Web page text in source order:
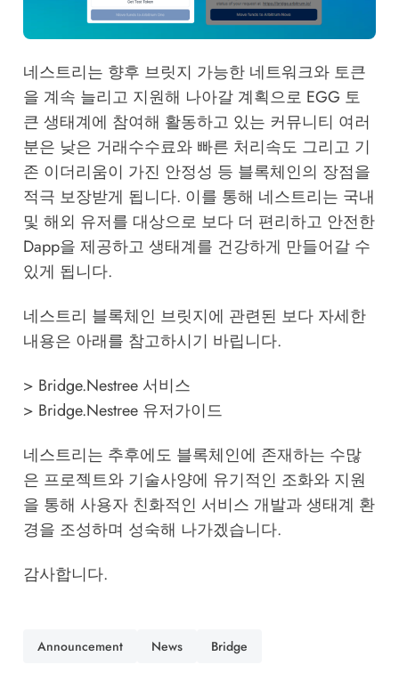
네스트리는 향후 브릿지 가능한 네트워크와 토큰
을 계속 늘리고 지원해 나아갈 계획으로 EGG 토
큰 생태계에 참여해 활동하고 있는 커뮤니티 여러
분은 낮은 거래수수료와 빠른 처리속도 그리고 기
존 이더리움이 가진 안정성 등 블록체인의 장점을
적극 보장받게 됩니다. 이를 통해 네스트리는 국내
및 해외 유저를 대상으로 보다 더 편리하고 안전한
Dapp을 제공하고 생태계를 건강하게 만들어갈 수
있게 됩니다.
​네스트리 블록체인 브릿지에 관련된 보다 자세한
내용은 아래를 참고하시기 바립니다.
> Bridge.Nestree 서비스
> Bridge.Nestree 유저가이드
​네스트리는 추후에도 블록체인에 존재하는 수많
은 프로젝트와 기술사양에 유기적인 조화와 지원
을 통해 사용자 친화적인 서비스 개발과 생태계 환
경을 조성하며 성숙해 나가겠습니다.
감사합니다.
Announcement News Bridge